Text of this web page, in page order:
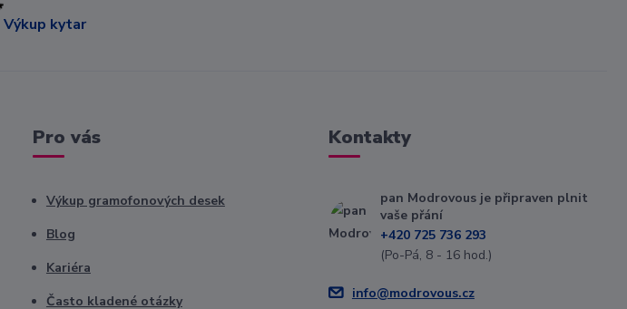
Výkup kytar
Pro vás
Výkup gramofonových desek
Blog
Kariéra
Často kladené otázky
Kontakty
pan Modrovous je připraven plnit
vaše přání
+420 725 736 293
(Po-Pá, 8 - 16 hod.)
info@modrovous.cz